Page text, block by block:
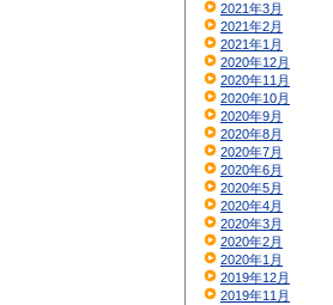
2021年3月
2021年2月
2021年1月
2020年12月
2020年11月
2020年10月
2020年9月
2020年8月
2020年7月
2020年6月
2020年5月
2020年4月
2020年3月
2020年2月
2020年1月
2019年12月
2019年11月